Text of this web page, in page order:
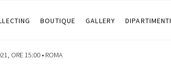
BOUTIQUE GALLERY DIPARTIMENTI
ORE 15:00 • ROMA